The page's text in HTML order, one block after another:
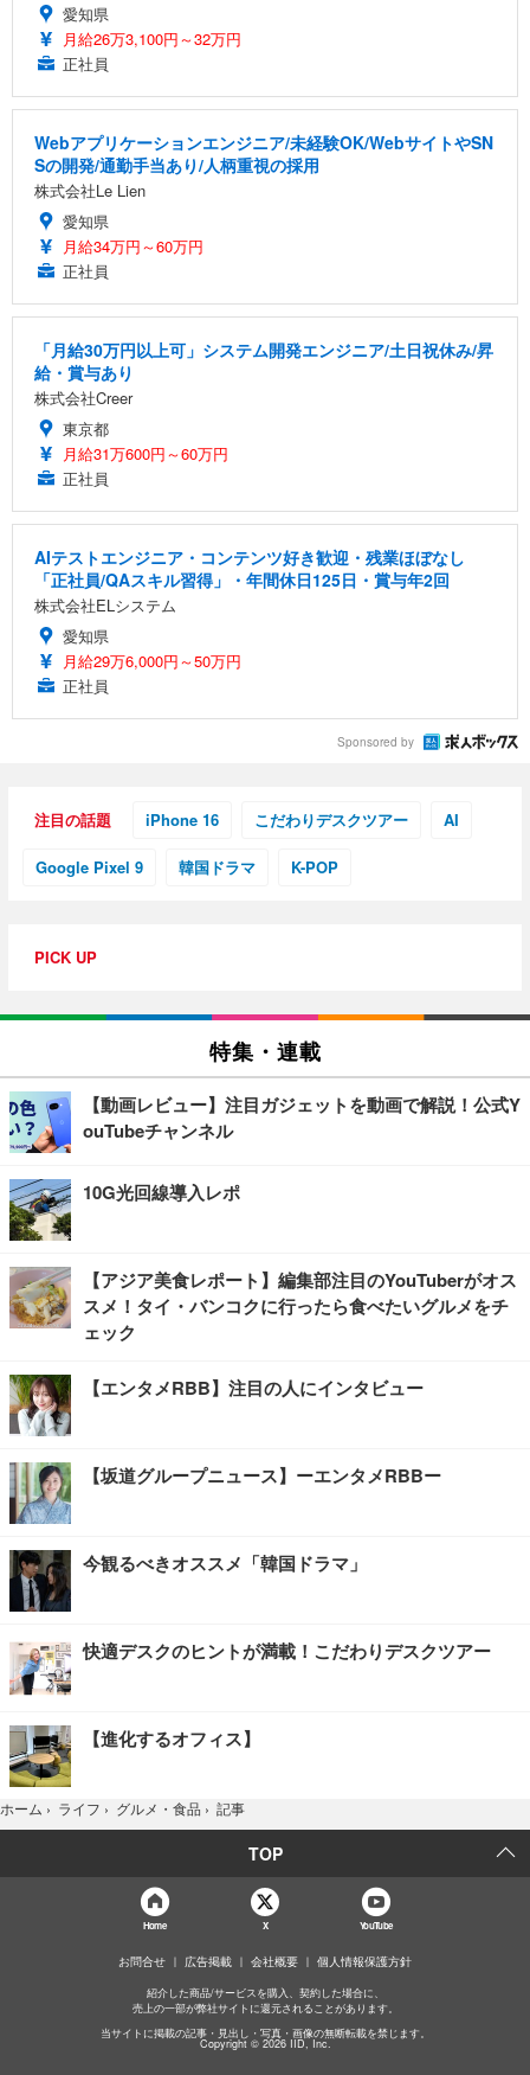
愛知県
月給26万3,100円～32万円
正社員
Webアプリケーションエンジニア/未経験OK/WebサイトやSN
Sの開発/通勤手当あり/人柄重視の採用
株式会社Le Lien
愛知県
月給34万円～60万円
正社員
「月給30万円以上可」システム開発エンジニア/土日祝休み/昇
給・賞与あり
株式会社Creer
東京都
月給31万600円～60万円
正社員
AIテストエンジニア・コンテンツ好き歓迎・残業ほぼなし
「正社員/QAスキル習得」・年間休日125日・賞与年2回
株式会社ELシステム
愛知県
月給29万6,000円～50万円
正社員
Sponsored by
注目の話題 iPhone 16 こだわりデスクツアー AI
Google Pixel 9 韓国ドラマ K-POP
PICK UP
特集・連載
【動画レビュー】注目ガジェットを動画で解説！公式Y
ouTubeチャンネル
10G光回線導入レポ
【アジア美食レポート】編集部注目のYouTuberがオス
スメ！タイ・バンコクに行ったら食べたいグルメをチ
ェック
【エンタメRBB】注目の人にインタビュー
【坂道グループニュース】ーエンタメRBBー
今観るべきオススメ「韓国ドラマ」
快適デスクのヒントが満載！こだわりデスクツアー
【進化するオフィス】
ホーム › ライフ › グルメ・食品 › 記事
TOP
Home X YouTube
お問合せ 広告掲載 会社概要 個人情報保護方針
紹介した商品/サービスを購入、契約した場合に、
売上の一部が弊社サイトに還元されることがあります。
当サイトに掲載の記事・見出し・写真・画像の無断転載を禁じます。
Copyright © 2026 IID, Inc.